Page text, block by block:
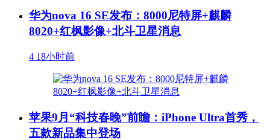
华为nova 16 SE发布：8000尼特屏+麒麟
8020+红枫影像+北斗卫星消息
4 18小时前
苹果9月“科技春晚”前瞻：iPhone Ultra首秀，
五款新品集中登场